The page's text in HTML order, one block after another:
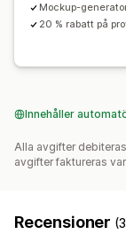
Mockup-
20 % rabatt på
Innehåller
Alla avgifter
avgifter faktureras
Recensioner